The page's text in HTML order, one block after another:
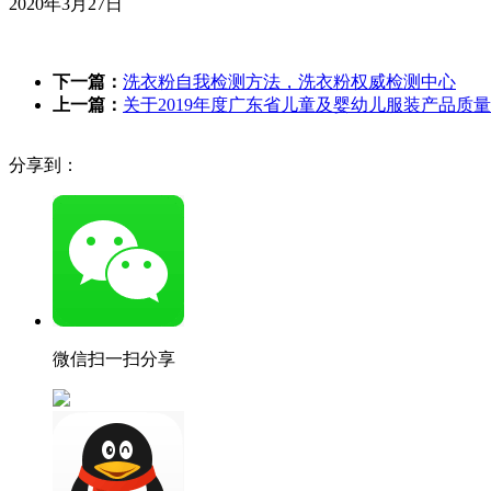
2020年3月27日
下一篇： 洗衣粉自我检测方法，洗衣粉权威检测中心
上一篇： 关于2019年度广东省儿童及婴幼儿服装产品质
分享到：
微信扫一扫分享